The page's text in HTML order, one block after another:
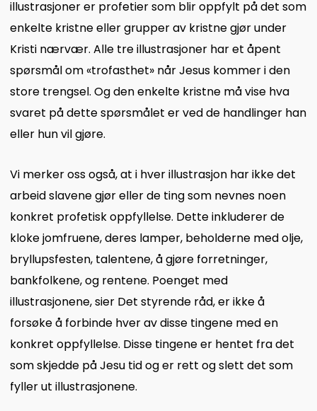
illustrasjoner er profetier som blir oppfylt på det som
enkelte kristne eller grupper av kristne gjør under
Kristi nærvær. Alle tre illustrasjoner har et åpent
spørsmål om «trofasthet» når Jesus kommer i den
store trengsel. Og den enkelte kristne må vise hva
svaret på dette spørsmålet er ved de handlinger han
eller hun vil gjøre.
Vi merker oss også, at i hver illustrasjon har ikke det
arbeid slavene gjør eller de ting som nevnes noen
konkret profetisk oppfyllelse. Dette inkluderer de
kloke jomfruene, deres lamper, beholderne med olje,
bryllupsfesten, talentene, å gjøre forretninger,
bankfolkene, og rentene. Poenget med
illustrasjonene, sier Det styrende råd, er ikke å
forsøke å forbinde hver av disse tingene med en
konkret oppfyllelse. Disse tingene er hentet fra det
som skjedde på Jesu tid og er rett og slett det som
fyller ut illustrasjonene.